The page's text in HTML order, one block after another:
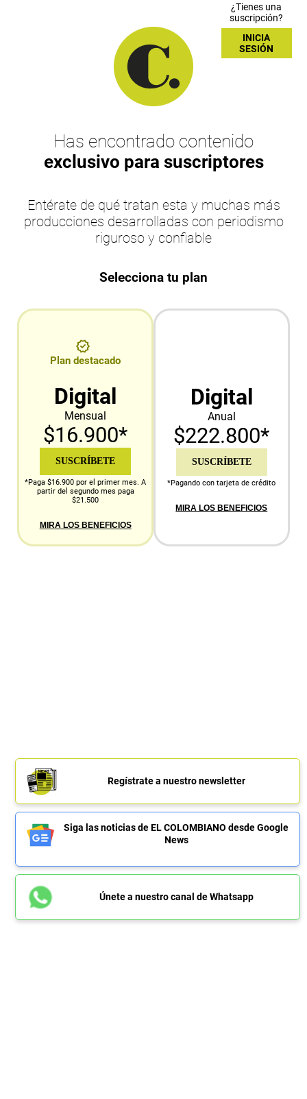
¿Tienes una
suscripción?
INICIA
SESIÓN
Has encontrado contenido
exclusivo para suscriptores
Entérate de qué tratan esta y muchas más
producciones desarrolladas con periodismo
riguroso y confiable
Selecciona tu plan
Plan destacado
Digital
Mensual
$16.900*
SUSCRÍBETE
*Paga $16.900 por el primer mes. A
partir del segundo mes paga
$21.500
MIRA LOS BENEFICIOS
Digital
Anual
$222.800*
SUSCRÍBETE
*Pagando con tarjeta de crédito
MIRA LOS BENEFICIOS
Regístrate a nuestro newsletter
Siga las noticias de EL COLOMBIANO desde Google
News
Únete a nuestro canal de Whatsapp